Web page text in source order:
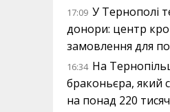
17:09 У Тернополі
донори: центр
замовлення для
16:34 На
браконьєра, який
на понад 220